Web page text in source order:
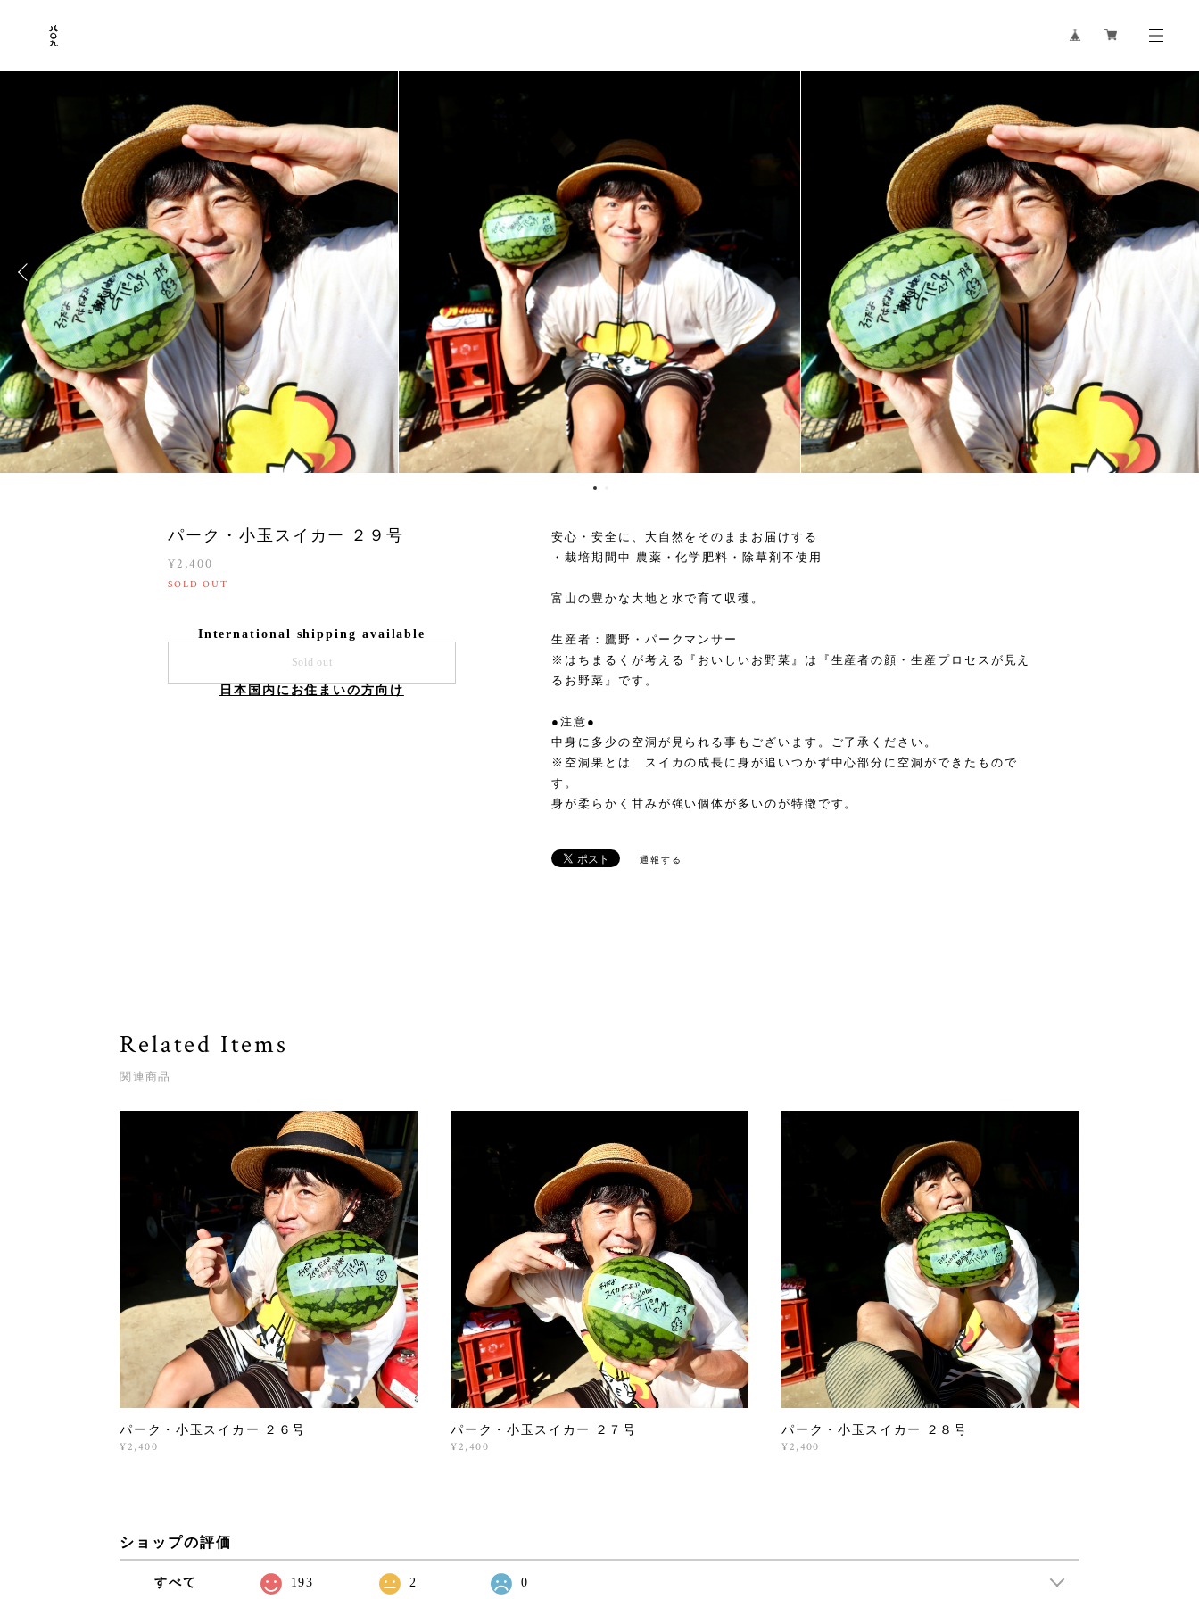
パーク・小玉スイカー ２９号
¥2,400
SOLD OUT
International shipping available
Sold out
日本国内にお住まいの方向け
安心・安全に、大自然をそのままお届けする
・栽培期間中 農薬・化学肥料・除草剤不使用
富山の豊かな大地と水で育て収穫。
生産者：鷹野・パークマンサー
※はちまるくが考える『おいしいお野菜』は『生産者の顔・生産プロセスが見え
るお野菜』です。
●注意●
中身に多少の空洞が見られる事もございます。ご了承ください。
※空洞果とは スイカの成長に身が追いつかず中心部分に空洞ができたもので
す。
身が柔らかく甘みが強い個体が多いのが特徴です。
通報する
Related Items
関連商品
パーク・小玉スイカー ２６号
¥2,400
パーク・小玉スイカー ２７号
¥2,400
パーク・小玉スイカー ２８号
¥2,400
ショップの評価
すべて 193 2 0